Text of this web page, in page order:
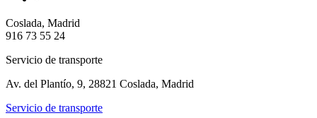
Coslada, Madrid
916 73 55 24
Servicio de transporte
Av. del Plantío, 9, 28821 Coslada, Madrid
Servicio de transporte